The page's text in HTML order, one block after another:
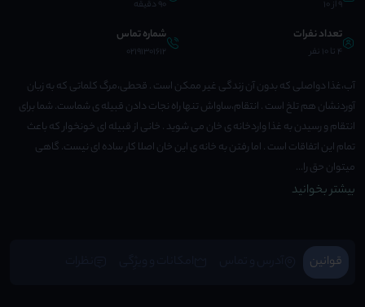
9 از 10 90 دقیقه
تعداد نفرات
4 تا 10 نفر
شماره تماس
02191301612
آب،غذا دواصلی که بدون آن زندگی غیر ممکن است . قحطی،مرگ کلماتی که به زبان
آوردنشان هم تلخ است . انتقام،ساواش تنها راه نجات دادن قبیله ی شماست. شما برای
انتقام و رسیدن به غذا واردخانه ی خان می شوید . خانی از قبیله ای خونخوار که باعث
تمام این اتفاقات است . اما رفتن به خانه ی این خان اصلا کار ساده ای نیست. گاهی
میتوان حق را...
بیشتر بخوانید
قوانین